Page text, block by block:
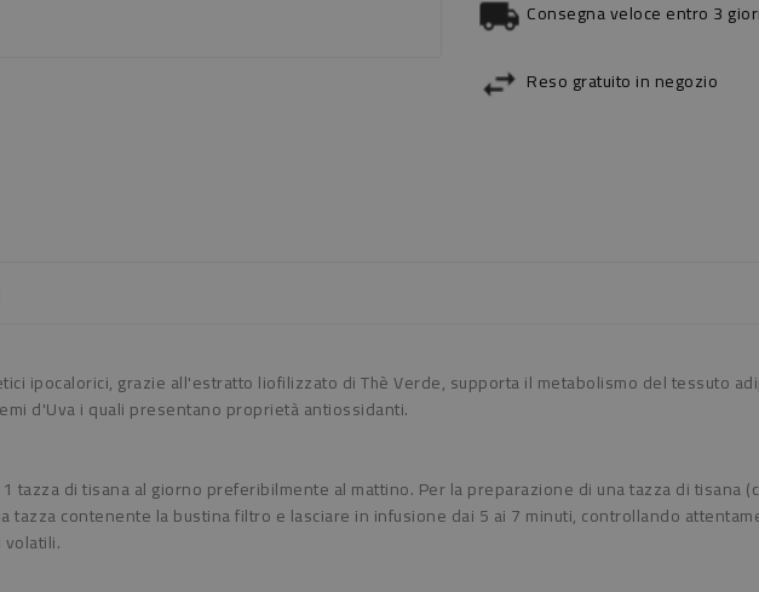
Consegna veloce entro 3
Reso gratuito in negozio
ipocalorici, grazie all'estratto liofilizzato di Thè Verde, supporta il metabolismo del tessuto
d'Uva i quali presentano proprietà antiossidanti.
tazza di tisana al giorno preferibilmente al mattino. Per la preparazione di una tazza di tisana
tazza contenente la bustina filtro e lasciare in infusione dai 5 ai 7 minuti, controllando